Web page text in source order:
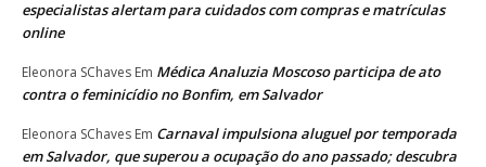
especialistas alertam para cuidados com compras e matrículas
online
Eleonora SChaves Em Médica Analuzia Moscoso participa de ato
contra o feminicídio no Bonfim, em Salvador
Eleonora SChaves Em Carnaval impulsiona aluguel por temporada
em Salvador, que superou a ocupação do ano passado; descubra